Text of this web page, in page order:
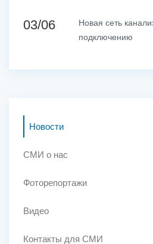
03/06
Новая сеть
подключению
Новости
СМИ о нас
Фоторепортажи
Видео
Контакты для СМИ